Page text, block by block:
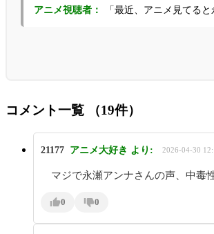
アニメ視聴者： 「最近、アニメ見てる
コメント一覧 （19件）
21177 アニメ大好き より: 2026-04-30
マジで永瀬アンナさんの声、中毒
0 0